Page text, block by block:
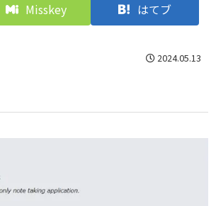
Misskey はてブ
2024.05.13